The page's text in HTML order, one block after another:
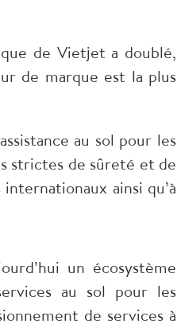
de Vietjet a doublé,
de marque est la plus
au sol pour les
strictes de sûreté et de
ainsi qu’à
un écosystème
au sol pour les
de services à